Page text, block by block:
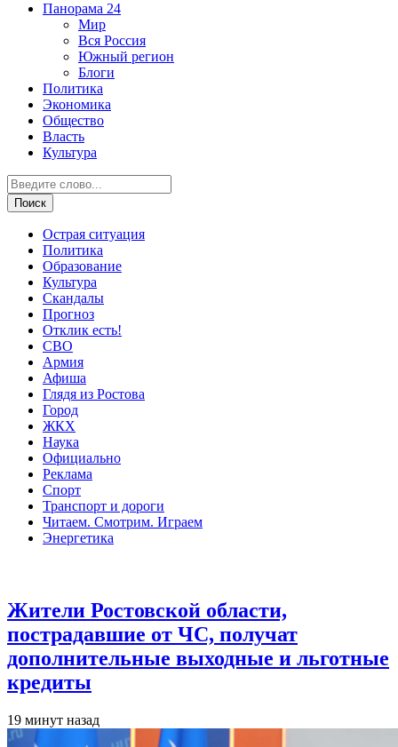
Панорама 24
Мир
Вся Россия
Южный регион
Блоги
Политика
Экономика
Общество
Власть
Культура
Острая ситуация
Политика
Образование
Культура
Скандалы
Прогноз
Отклик есть!
СВО
Армия
Афиша
Глядя из Ростова
Город
ЖКХ
Наука
Официально
Реклама
Спорт
Транспорт и дороги
Читаем. Смотрим. Играем
Энергетика
Жители Ростовской области,
пострадавшие от ЧС, получат
дополнительные выходные и льготные
кредиты
19 минут назад